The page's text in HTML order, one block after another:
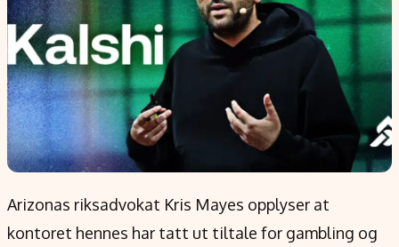
Kunstig intelligens
Infrastruktur
BitCoin
EU-Kommisjonen
Grønt skifte
Brukervilkår
Cookiepolicy
Retningslinjer for rettelser
Redaksjonell policy
Informasjon
Om oss
Arizonas riksadvokat Kris Mayes opplyser at
kontoret hennes har tatt ut tiltale for gambling og